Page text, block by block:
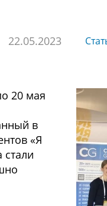
22.05.2023
20 мая
в
«Я